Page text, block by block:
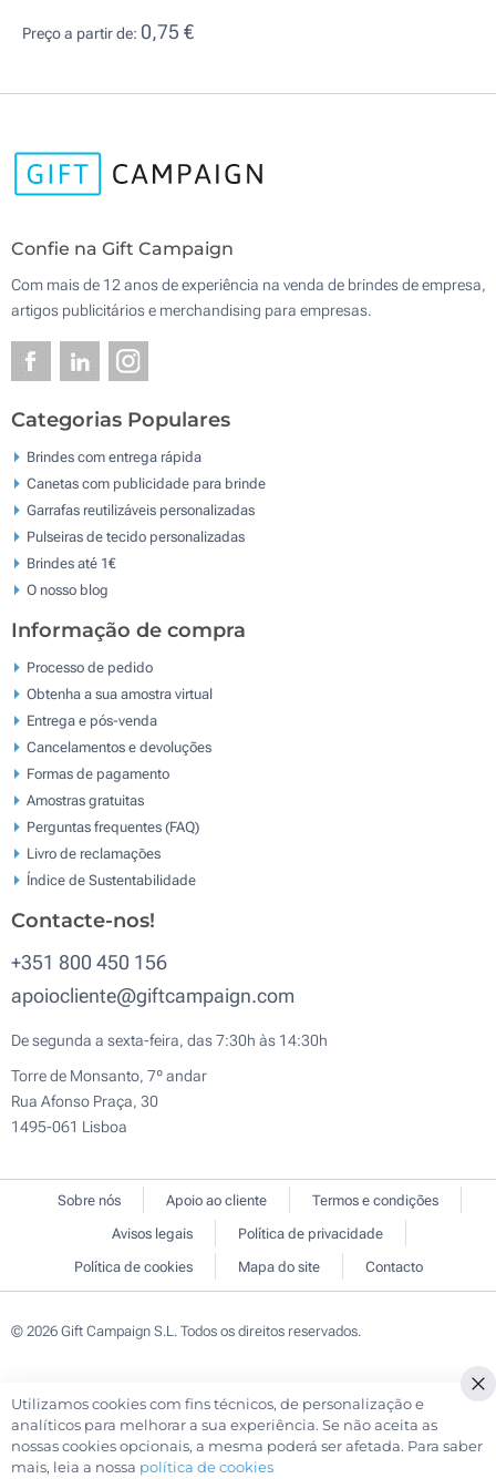
Preço a partir de: 0,75 €
Confie na Gift Campaign
Com mais de 12 anos de experiência na venda de brindes de empresa,
artigos publicitários e merchandising para empresas.
Categorias Populares
Brindes com entrega rápida
Canetas com publicidade para brinde
Garrafas reutilizáveis personalizadas
Pulseiras de tecido personalizadas
Brindes até 1€
O nosso blog
Informação de compra
Processo de pedido
Obtenha a sua amostra virtual
Entrega e pós-venda
Cancelamentos e devoluções
Formas de pagamento
Amostras gratuitas
Perguntas frequentes (FAQ)
Livro de reclamaçōes
Índice de Sustentabilidade
Contacte-nos!
+351 800 450 156
apoiocliente@giftcampaign.com
De segunda a sexta-feira, das 7:30h às 14:30h
Torre de Monsanto, 7º andar
Rua Afonso Praça, 30
1495-061 Lisboa
Sobre nós Apoio ao cliente
Termos e condições
Avisos legais
Política de privacidade
Política de cookies
Mapa do site Contacto
© 2026 Gift Campaign S.L. Todos os direitos reservados.
Utilizamos cookies com fins técnicos, de personalização e
analíticos para melhorar a sua experiência. Se não aceita as
nossas cookies opcionais, a mesma poderá ser afetada. Para saber
mais, leia a nossa política de cookies